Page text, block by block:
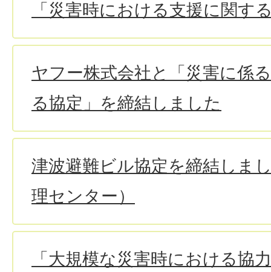
「災害時における支援に関す
ヤフー株式会社と「災害に係
る協定」を締結しました
津波避難ビル協定を締結しま
理センター）
「大規模な災害時における協